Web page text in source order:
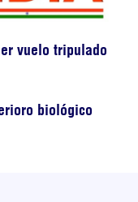
vuelo tripulado
biológico